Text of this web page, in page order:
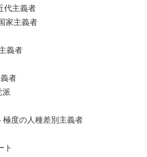
代主義者
家主義者
義者
者
派
極度の人種差別主義者
ト